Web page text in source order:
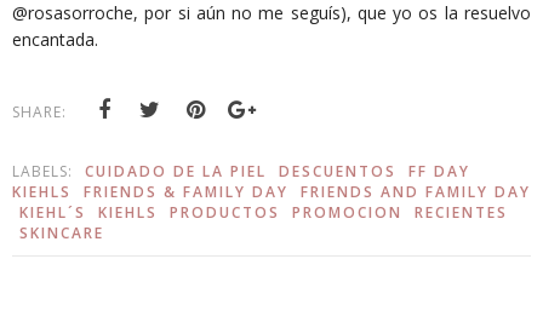
@rosasorroche, por si aún no me seguís), que yo os la resuelvo
encantada.
SHARE:
LABELS: CUIDADO DE LA PIEL DESCUENTOS
FF DAY
KIEHLS
FRIENDS & FAMILY DAY
FRIENDS AND FAMILY DAY
KIEHL´S
KIEHLS PRODUCTOS PROMOCION
RECIENTES
SKINCARE